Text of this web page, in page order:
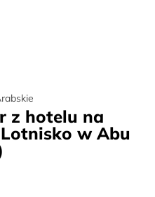
z hotelu na
w Abu